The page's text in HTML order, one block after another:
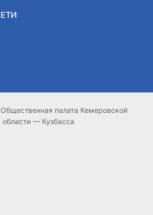
палата Кемеровской
области — Кузбасса